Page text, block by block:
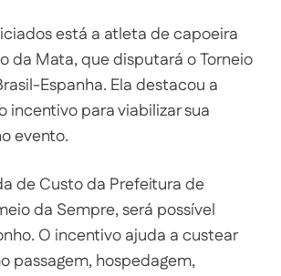
está a atleta de capoeira
da Mata, que disputará o Torneio
Espanha. Ela destacou a
incentivo para viabilizar sua
evento.
de Custo da Prefeitura de
da Sempre, será possível
O incentivo ajuda a custear
passagem, hospedagem,